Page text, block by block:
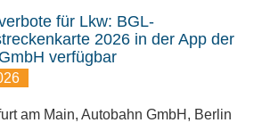
für Lkw: BGL-
2026 in der App der
verfügbar
am Main, Autobahn GmbH, Berlin